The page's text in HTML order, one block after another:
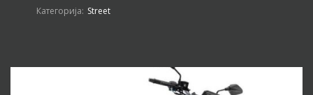
Категорија: Street